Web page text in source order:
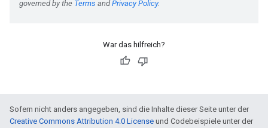
War das hilfreich?
Sofern nicht anders angegeben, sind die Inhalte dieser Seite unter der
Creative Commons Attribution 4.0 License und Codebeispiele unter der